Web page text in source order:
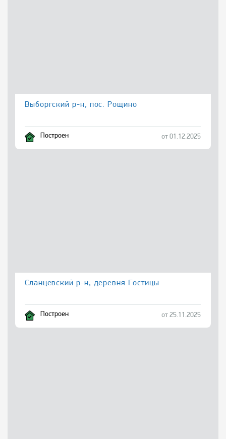
Выборгский р-н, пос. Рощино
Построен от 01.12.2025
Сланцевский р-н, деревня Гостицы
Построен от 25.11.2025